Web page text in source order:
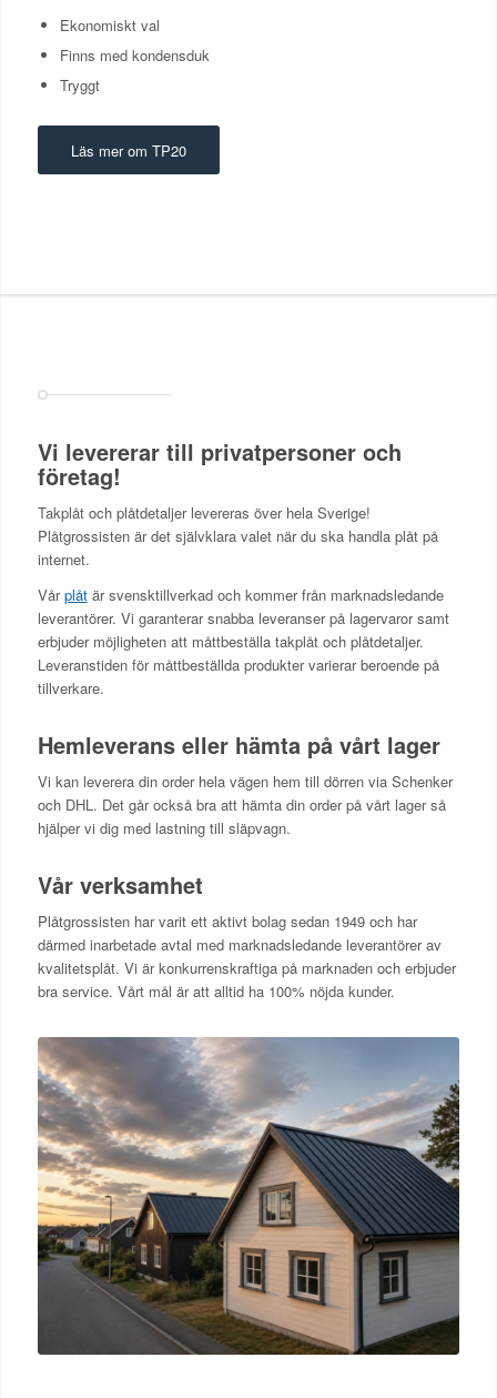
Ekonomiskt val
Finns med kondensduk
Tryggt
Läs mer om TP20
Vi levererar till privatpersoner och
företag!
Takplåt och plåtdetaljer levereras över hela Sverige!
Plåtgrossisten är det självklara valet när du ska handla plåt på
internet.
Vårplåtär svensktillverkad och kommer från marknadsledande
leverantörer. Vi garanterar snabba leveranser på lagervaror samt
erbjuder möjligheten att måttbeställa takplåt och plåtdetaljer.
Leveranstiden för måttbeställda produkter varierar beroende på
tillverkare.
Hemleverans eller hämta på vårt lager
Vi kan leverera din order hela vägen hem till dörren via Schenker
och DHL. Det går också bra att hämta din order på vårt lager så
hjälper vi dig med lastning till släpvagn.
Vår verksamhet
Plåtgrossisten har varit ett aktivt bolag sedan 1949 och har
därmed inarbetade avtal med marknadsledande leverantörer av
kvalitetsplåt. Vi är konkurrenskraftiga på marknaden och erbjuder
bra service. Vårt mål är att alltid ha 100% nöjda kunder.